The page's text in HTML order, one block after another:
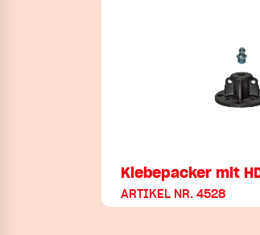
Klebepacker mit
ARTIKEL NR. 4528